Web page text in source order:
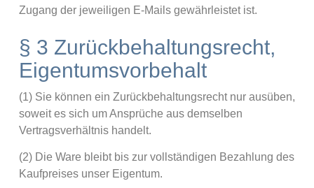
Zugang der jeweiligen E-Mails gewährleistet ist.
§ 3 Zurückbehaltungsrecht,
Eigentumsvorbehalt
(1) Sie können ein Zurückbehaltungsrecht nur ausüben,
soweit es sich um Ansprüche aus demselben
Vertragsverhältnis handelt.
(2) Die Ware bleibt bis zur vollständigen Bezahlung des
Kaufpreises unser Eigentum.